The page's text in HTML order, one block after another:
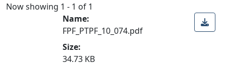
Now showing 1 - 1 of 1
Name:
FPF_PTPF_10_074.pdf
Size:
34.73 KB